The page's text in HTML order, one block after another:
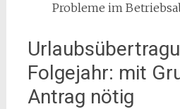
Probleme im
Folgejahr: mit
Antrag nötig